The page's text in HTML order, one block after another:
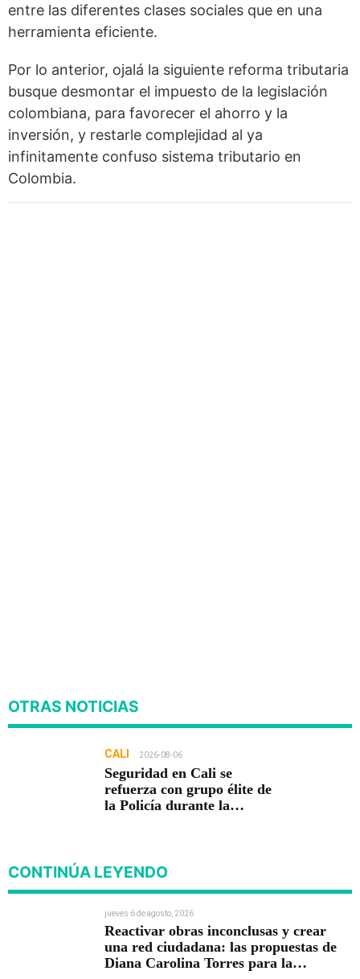
entre las diferentes clases sociales que en una
herramienta eficiente.
Por lo anterior, ojalá la siguiente reforma tributaria
busque desmontar el impuesto de la legislación
colombiana, para favorecer el ahorro y la
inversión, y restarle complejidad al ya
infinitamente confuso sistema tributario en
Colombia.
OTRAS NOTICIAS
CALI 2026-08-06
Seguridad en Cali se
refuerza con grupo élite de
la Policía durante la
CONTINÚA LEYENDO
jueves 6 de agosto, 2026
Reactivar obras inconclusas y crear
una red ciudadana: las propuestas de
Diana Carolina Torres para la